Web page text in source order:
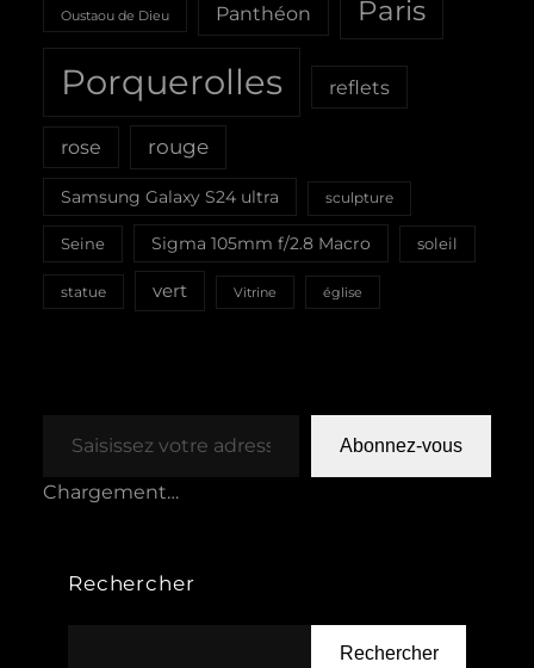
Oustaou de Dieu Panthéon Paris
Porquerolles reflets
rose rouge
Samsung Galaxy S24 ultra sculpture
Seine Sigma 105mm f/2.8 Macro soleil
statue vert Vitrine église
Abonnez-vous
Chargement…
Rechercher
Rechercher